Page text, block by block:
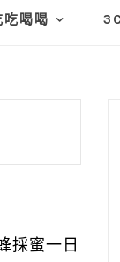
吃喝喝
採蜜一日